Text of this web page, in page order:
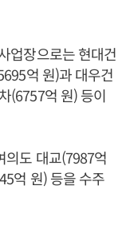
업장으로는 현대건
억 원)과 대우건
(6757억 원) 등이
의도 대교(7987억
억 원) 등을 수주